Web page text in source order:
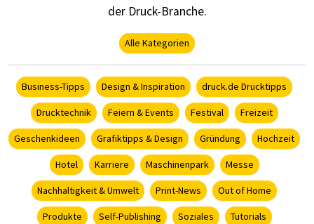
der Druck-Branche.
Alle Kategorien
Business-Tipps Design & Inspiration druck.de Drucktipps
Drucktechnik Feiern & Events Festival Freizeit
Geschenkideen Grafiktipps & Design Gründung Hochzeit
Hotel Karriere Maschinenpark Messe
Nachhaltigkeit & Umwelt Print-News Out of Home
Produkte Self-Publishing Soziales Tutorials